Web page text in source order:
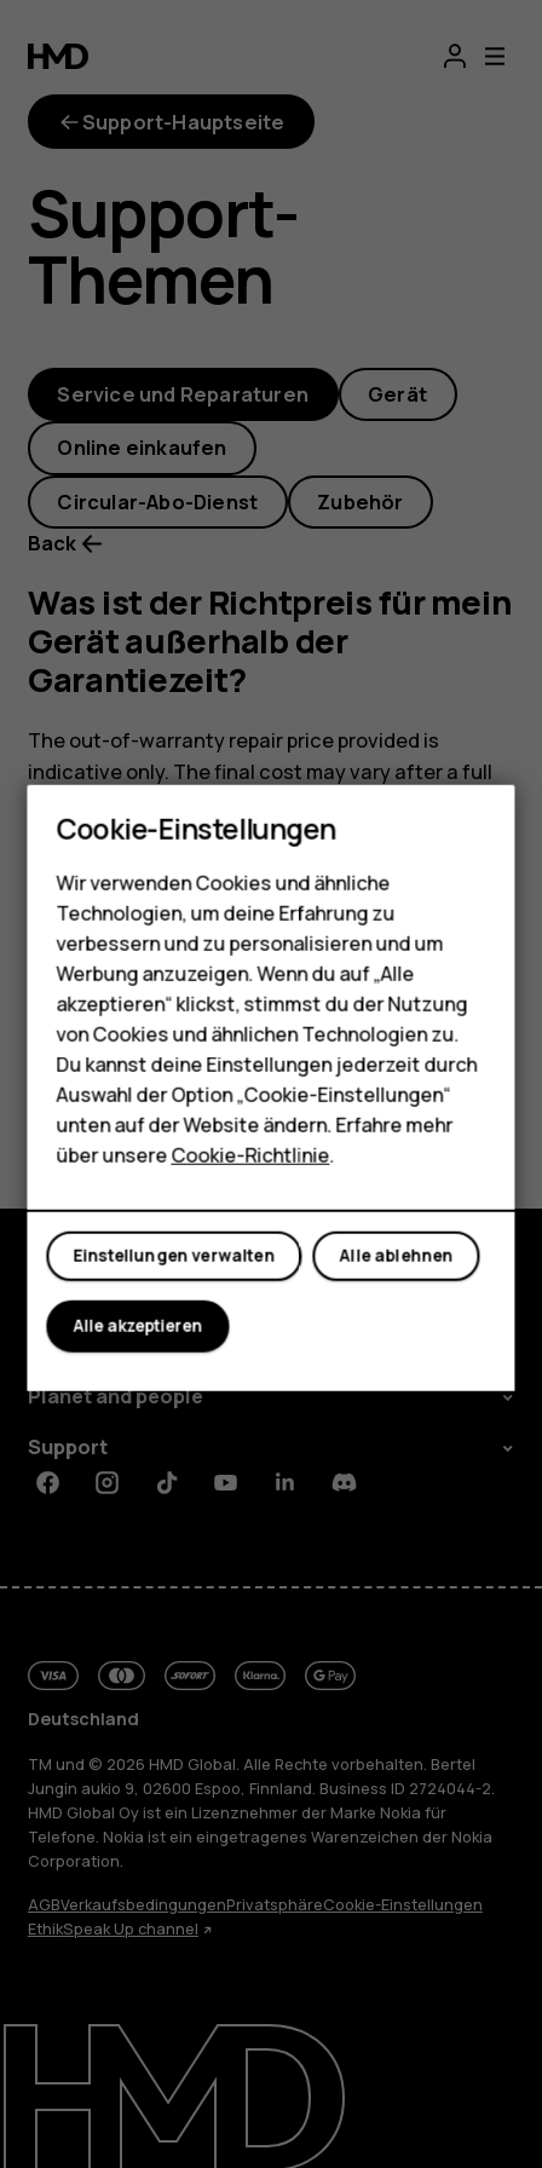
out-
of-
warranty-
repair-
price
Smartphones
Feature Phones
Telefone für Senioren
Zubehör
HMD Terra M
Für Unternehmen
Tablets
Shop
Mein Konto
Reparieren, wiederverwenden, recyceln
Nachhaltigkeit
Support
Deutschland
Support-Hauptseite
Support-
Themen
Service und Reparaturen Gerät
Online einkaufen
Circular-Abo-Dienst
Zubehör
Back
Was ist der Richtpreis für mein
Gerät außerhalb der
Garantiezeit?
The out-of-warranty repair price provided is
indicative only. The final cost may vary after a full
partner. Please refer to theattached document
models.
Did you find this helpful?
Ja Nein
Shop
Über
Planet and people
Support
FacebookInstagramTiktokYoutubeLinkedinDiscord
Deutschland
TM und © 2026 HMD Global. Alle Rechte vorbehalten. Bertel
Jungin aukio 9, 02600 Espoo, Finnland. Business ID 2724044-2.
HMD Global Oy ist ein Lizenznehmer der Marke Nokia für
Telefone. Nokia ist ein eingetragenes Warenzeichen der Nokia
Corporation.
AGBVerkaufsbedingungenPrivatsphäreCookie-Einstellungen
EthikSpeak Up channel
Cookie-Einstellungen
Wir verwenden Cookies und ähnliche
Technologien, um deine Erfahrung zu
verbessern und zu personalisieren und um
Werbung anzuzeigen. Wenn du auf „Alle
akzeptieren“ klickst, stimmst du der Nutzung
von Cookies und ähnlichen Technologien zu.
Du kannst deine Einstellungen jederzeit durch
Auswahl der Option „Cookie-Einstellungen“
unten auf der Website ändern. Erfahre mehr
über unsereCookie-Richtlinie.
Alle ablehnen
Einstellungen verwalten
Alle akzeptieren